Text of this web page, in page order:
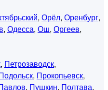
, Орёл, Оренбург,
, Одесса, Ош, Оргеев,
, Петрозаводск,
, Прокопьевск,
, Пушкин, Полтава,